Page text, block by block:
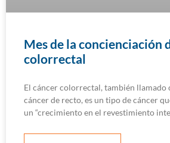
Mes de la concienciación
colorrectal
El cáncer colorrectal, también llamado
cáncer de recto, es un tipo de cáncer
un “crecimiento en el revestimiento